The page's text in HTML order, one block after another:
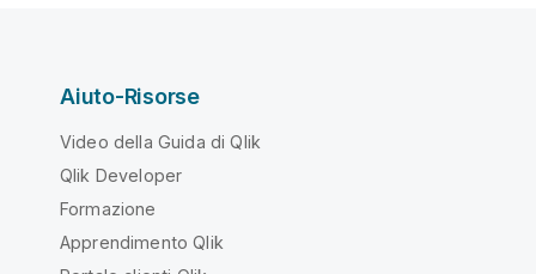
Aiuto-Risorse
Video della Guida di Qlik
Qlik Developer
Formazione
Apprendimento Qlik